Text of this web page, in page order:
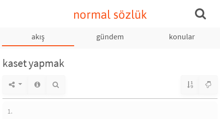
normal sözlük
akış gündem konular
kaset yapmak
1.